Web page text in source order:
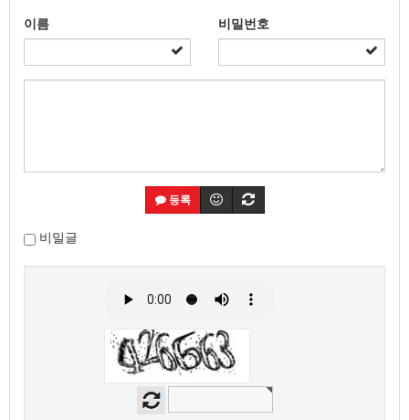
이름 비밀번호
등록
비밀글